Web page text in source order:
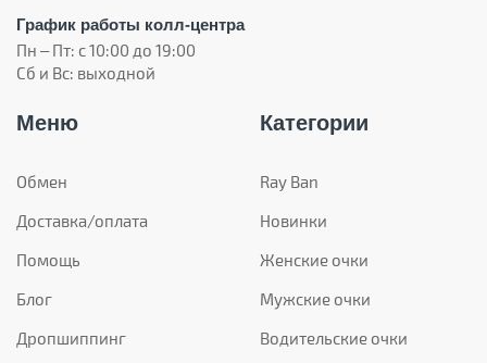
График работы колл-центра
Пн – Пт: с 10:00 до 19:00
Сб и Вс: выходной
Меню
Обмен
Доставка/оплата
Помощь
Блог
Дропшиппинг
Категории
Ray Ban
Новинки
Женские очки
Мужские очки
Водительские очки